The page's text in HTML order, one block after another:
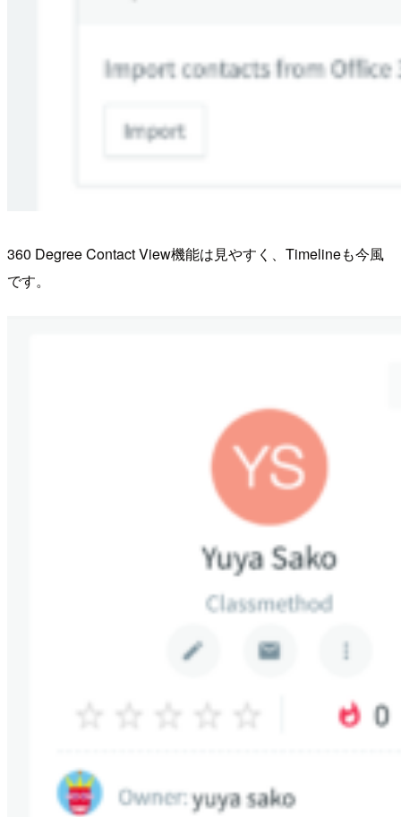
360 Degree Contact View機能は見やすく、Timelineも今風
です。